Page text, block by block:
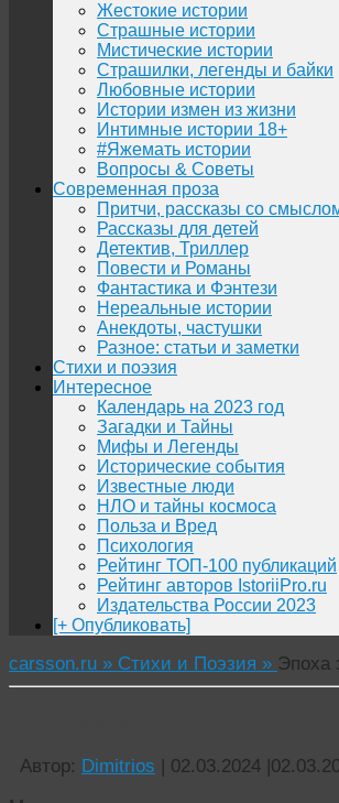
Жестокие истории
Страшные истории
Мистические истории
Страшилки, легенды и байки
Любовные истории
Истории измен из жизни
Интимные истории 18+
#Яжемать истории
Вопросы & Советы
Современная проза
Притчи, рассказы со
Рассказы для детей
Детектив, Триллер
Повести и Романы
Фантастика и Фэнтези
Нереальные истории
Анекдоты, частушки
Разное: статьи и заметки
Стихи и поэзия
Интересное
Календарь на 2023 год
Загадки и Тайны
Мифы и Легенды
Исторические события
Известные люди
НЛО и тайны космоса
Польза и Вред
Психология
Рейтинг ТОП-100 публикаций
Рейтинг авторов IstoriiPro.ru
Издательства России 2023
[+ Опубликовать]
carsson.ru » Стихи и Поэзия » Эпоха
Автор: Dimitrios | 02.03.2024 |